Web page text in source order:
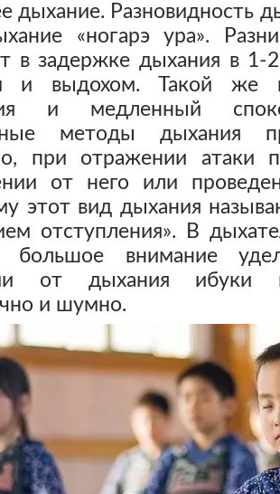
дыхание. Разновидность
«ногарэ ура».
в задержке дыхания в 1-
и выдохом. Такой же
и медленный
методы дыхания
при отражении атаки
от него или
этот вид дыхания
отступления». В
большое внимание
от дыхания ибуки
и шумно.